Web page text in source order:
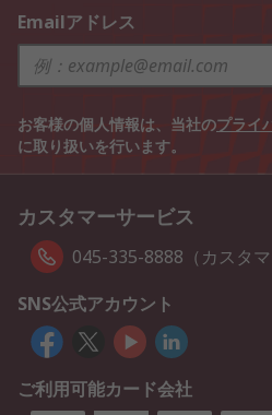
Emailアドレス
お客様の個人情報は、当社のプライ
に取り扱いを行います。
カスタマーサービス
045-335-8888（カスタマ
SNS公式アカウント
ご利用可能カード会社